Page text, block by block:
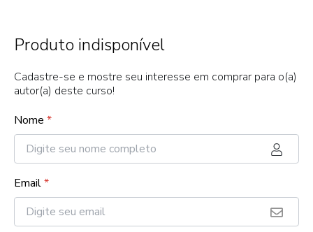
Produto indisponível
Cadastre-se e mostre seu interesse em comprar para o(a)
autor(a) deste curso!
Nome *
Email*